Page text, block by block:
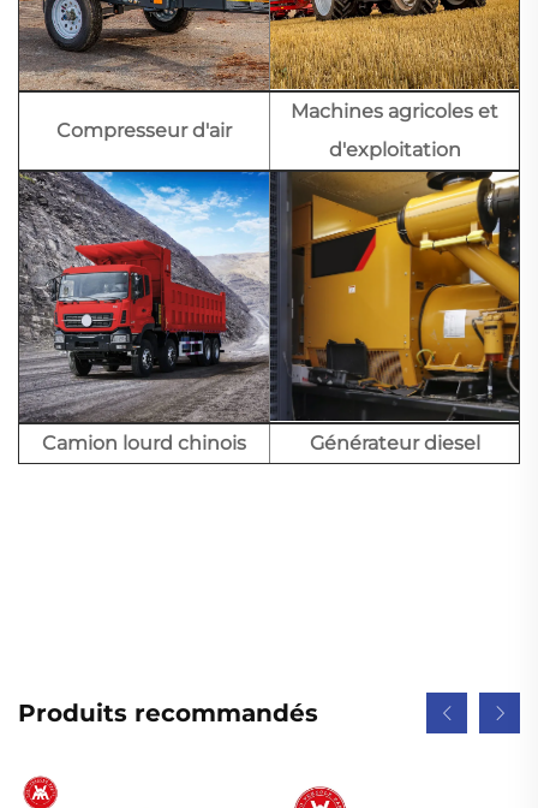
Compresseur d'air
Machines agricoles et
d'exploitation
Camion lourd chinois Générateur diesel
Produits recommandés